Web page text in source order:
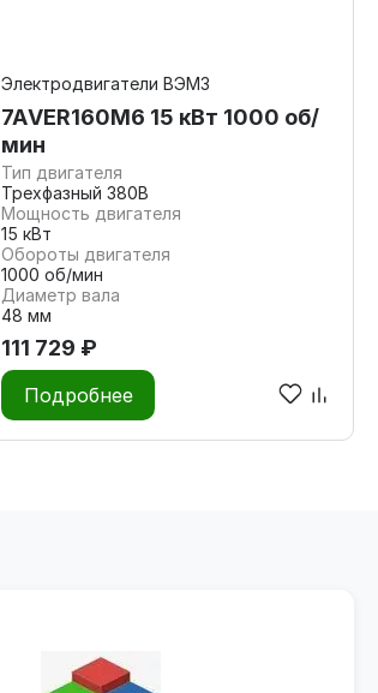
Электродвигатели ВЭМЗ
7АVЕR160M6 15 кВт 1000 об/
мин
Тип двигателя
Трехфазный 380В
Мощность двигателя
15 кВт
Обороты двигателя
1000 об/мин
Диаметр вала
48 мм
111 729 ₽
Подробнее